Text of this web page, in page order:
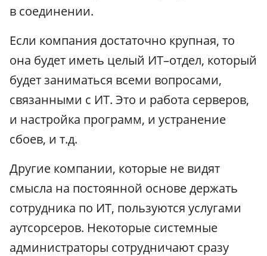
в соединении.
Если компания достаточно крупная, то
она будет иметь целый ИТ–отдел, который
будет заниматься всеми вопросами,
связанными с ИТ. Это и работа серверов,
и настройка программ, и устранение
сбоев, и т.д.
Другие компании, которые не видят
смысла на постоянной основе держать
сотрудника по ИТ, пользуются услугами
аутсорсеров. Некоторые системные
администраторы сотрудничают сразу